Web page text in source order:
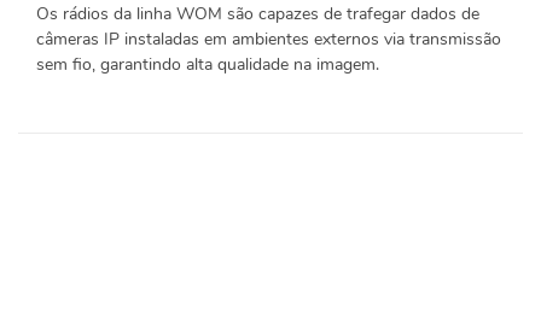
Os rádios da linha WOM são capazes de trafegar dados de
câmeras IP instaladas em ambientes externos via transmissão
sem fio, garantindo alta qualidade na imagem.